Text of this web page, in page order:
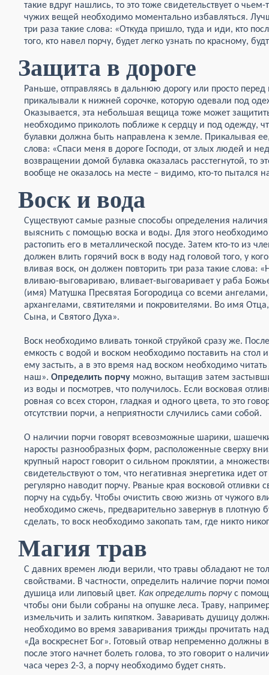
такие вдруг нашлись, то это тоже свидетельствует о
чужих вещей необходимо моментально избавляться.
три раза такие слова: «Откуда пришло, туда и иди, кто
того, кто навел порчу, будет легко узнать по красному,
Защита в дороге
Раньше, отправляясь в дальнюю дорогу или просто
прикалывали к нижней сорочке, которую одевали под
Оказывается, эта небольшая вещица тоже может
необходимо приколоть поближе к сердцу и под одежду,
булавки должна быть направлена к земле. Прикалывая
слова: «Спаси меня в дороге Господи, от злых людей и
возвращении домой булавка оказалась расстегнутой, то
вообще не оказалось на месте – видимо, кто-то пытался
Воск и вода
Существуют самые разные способы определения
выяснить с помощью воска и воды. Для этого
растопить его в металлической посуде. Затем кто-то из
должен влить горячий воск в воду над головой того, у
вливая воск, он должен повторить три раза такие слова:
вливаю-выговариваю, вливает-выговаривает у раба
(имя) Матушка Пресвятая Богородица со всеми ангелами,
архангелами, святителями и покровителями. Во имя
Сына, и Святого Духа».
Воск необходимо вливать тонкой струйкой сразу же.
емкость с водой и воском необходимо поставить на стол
ему застыть, а в это время над воском необходимо
наш». Определить порчу можно, вытащив затем
из воды и посмотрев, что получилось. Если восковая
ровная со всех сторон, гладкая и одного цвета, то это
отсутствии порчи, а неприятности случились сами собой.
О наличии порчи говорят всевозможные шарики,
наросты разнообразных форм, расположенные сверху
крупный нарост говорит о сильном проклятии, а
свидетельствуют о том, что негативная энергетика идет
регулярно наводит порчу. Рваные края восковой отливки
порчу на судьбу. Чтобы очистить свою жизнь от чужого
необходимо сжечь, предварительно завернув в плотную
сделать, то воск необходимо закопать там, где никто
Магия трав
С давних времен люди верили, что травы обладают не
свойствами. В частности, определить наличие порчи
душица или липовый цвет. Как определить порчус
чтобы они были собраны на опушке леса. Траву,
измельчить и залить кипятком. Заваривать душицу
необходимо во время заваривания трижды прочитать
«Да воскреснет Бог». Готовый отвар непременно должны
после этого начнет болеть голова, то это говорит о
часа через 2-3, а порчу необходимо будет снять.